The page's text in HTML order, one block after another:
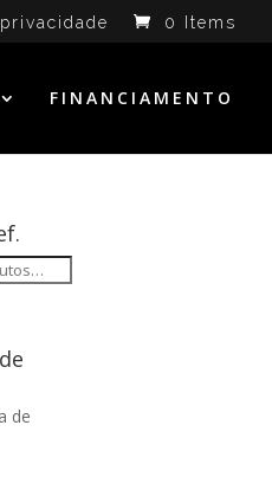
0 Items
FINANCIAMENTO
de